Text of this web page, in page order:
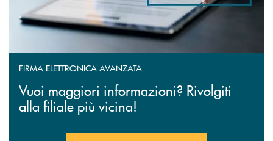
FIRMA ELETTRONICA AVANZATA
Vuoi maggiori informazioni? Rivolgiti
alla filiale più vicina!